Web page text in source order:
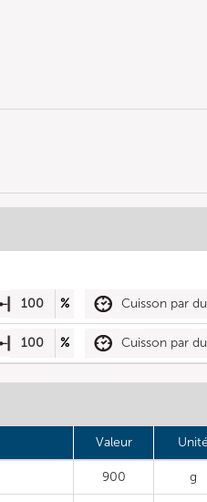
100 % Cuisson par
100 % Cuisson par
Valeur Unité
900 g